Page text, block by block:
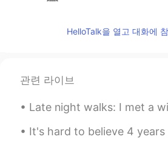
Kanako
レスさん日本語お上手
ずっと思ってたらアメリ
Yuki
JP EN
HelloTalk을 열고 대화에
관련 라이브
Late night walks: I met a wild cat, we played "peek a boo"🙈🙉🐈 I
It's hard to believe 4 years ago I visited Japan. I remember it